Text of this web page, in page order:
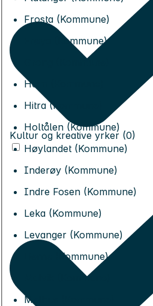
Frosta (Kommune)
Frøya (Kommune)
Heim (Kommune)
Hitra (Kommune)
Holtålen (Kommune)
Høylandet (Kommune)
Inderøy (Kommune)
Indre Fosen (Kommune)
Leka (Kommune)
Levanger (Kommune)
Lierne (Kommune)
Malvik (Kommune)
Melhus (Kommune)
Kultur og kreative yrker (0)